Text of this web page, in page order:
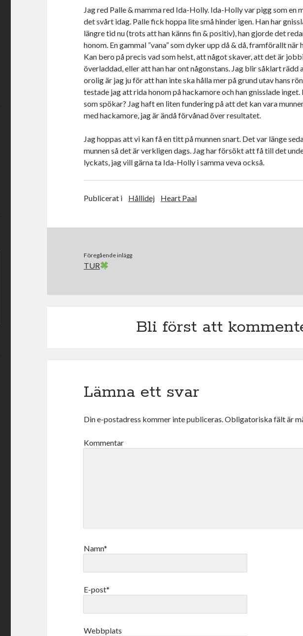
Jag red Palle & mamma red Ida-Holly. Ida-Holly var pigg som en
det svårt idag. Palle fick hoppa lite små hinder igen. Han har
längre tid nu (trots att han känns fin & positiv), han gjorde det
honom. En gammal ”vana” som dyker upp då & då, framförallt när
Kan bero på precis vad som helst, att något skaver, att det är
överladdad, eller att han har ont någonstans. Jag blir såklart rädd
orolig är jag ju för att han inte ska hålla mer på grund utav hans
testade jag att rida honom på hackamore och han gnisslade inget.
som spökar? Jag haft en liten fundering på att det kan vara
med hackamore, jag är ändå förvånad över resultatet.
Jag hoppas att vi kan få en titt på munnen snart. Det var länge
munnen så det är verkligen dags. Jag har försökt att få till det
lyckats, jag vill gärna ta Ida-Holly i samma veva också.
Publicerat i Hållidej Heart Paal
Föregående inlägg
TUR
Bli först att
Lämna ett svar
Din e-postadress kommer inte publiceras.Obligatoriska fält är
Kommentar
Namn*
E-post*
Webbplats